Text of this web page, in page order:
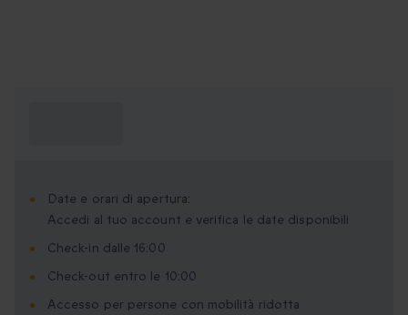
Date e orari di apertura:
Accedi al tuo account e verifica le date disponibili
Check-in dalle 16:00
Check-out entro le 10:00
Accesso per persone con mobilità ridotta